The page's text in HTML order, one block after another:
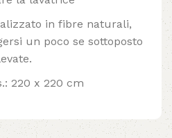
in fibre naturali,
un poco se sottoposto
220 x 220 cm